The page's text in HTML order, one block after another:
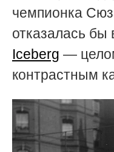
чемпионка
отказалась бы
Iceberg —
контрастным